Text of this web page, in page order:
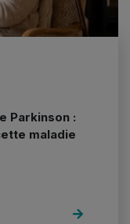
Parkinson :
maladie